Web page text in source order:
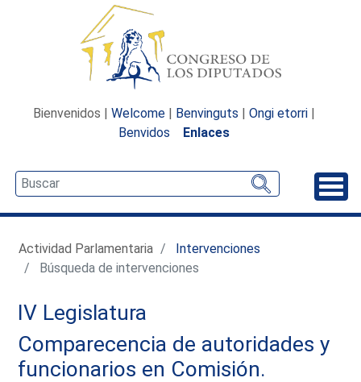
Bienvenidos | Welcome | Benvinguts | Ongi etorri |
Benvidos
Enlaces
Actividad Parlamentaria
Intervenciones
Búsqueda de intervenciones
IV Legislatura
Comparecencia de autoridades y
funcionarios en Comisión.